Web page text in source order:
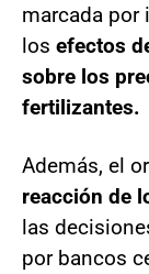
marcada por
los efectos
sobre los
fertilizantes.
Además, el
reacción de
las
por bancos